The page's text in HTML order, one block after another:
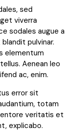
sed
viverra
sodales augue a
pulvinar.
elementum
Aenean leo
ac, enim.
error sit
totam
veritatis et
explicabo.